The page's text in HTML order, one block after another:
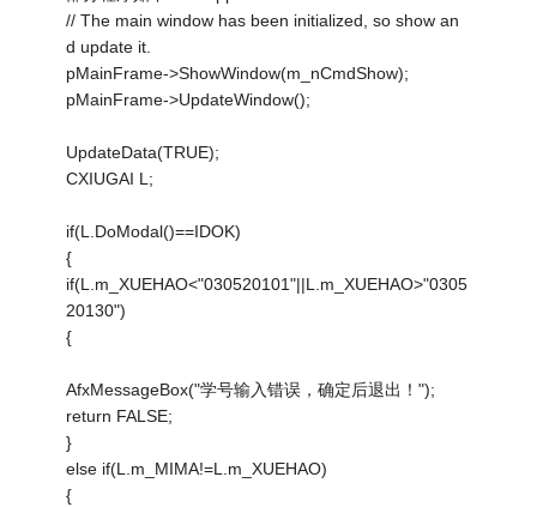
// The main window has been initialized, so show an
d update it.
pMainFrame->ShowWindow(m_nCmdShow);
pMainFrame->UpdateWindow();
UpdateData(TRUE);
CXIUGAI L;
if(L.DoModal()==IDOK)
{
if(L.m_XUEHAO<"030520101"||L.m_XUEHAO>"0305
20130")
{
AfxMessageBox("学号输入错误，确定后退出！");
return FALSE;
}
else if(L.m_MIMA!=L.m_XUEHAO)
{